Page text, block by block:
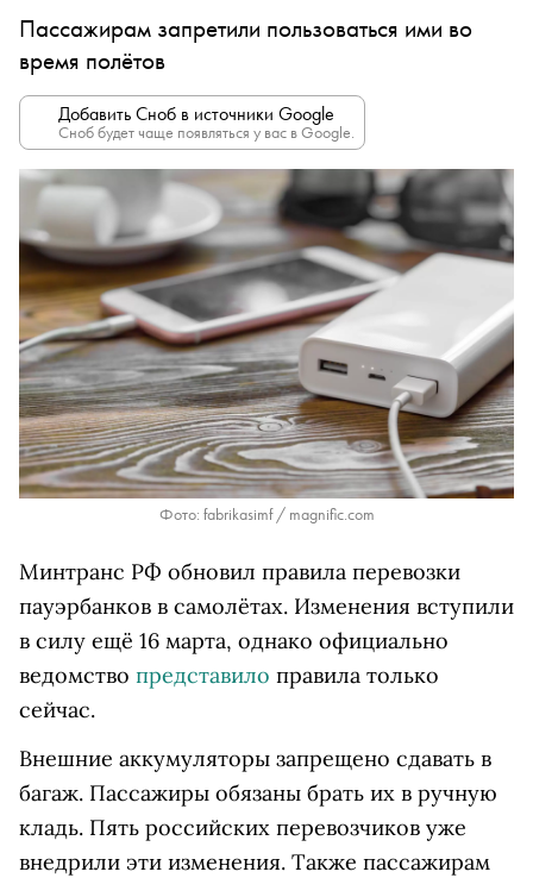
Пассажирам запретили пользоваться ими во
время полётов
Добавить Сноб в источники Google
Сноб будет чаще появляться у вас в Google.
Фото: fabrikasimf / magnific.com
Минтранс РФ обновил правила перевозки
пауэрбанков в самолётах. Изменения вступили
в силу ещё 16 марта, однако официально
ведомство представило правила только
сейчас.
Внешние аккумуляторы запрещено сдавать в
багаж. Пассажиры обязаны брать их в ручную
кладь. Пять российских перевозчиков уже
внедрили эти изменения. Также пассажирам